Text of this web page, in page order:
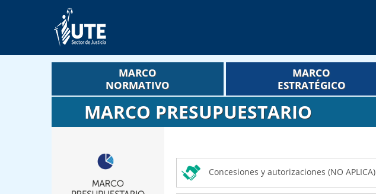
MARCO
NORMATIVO
MARCO
ESTRATÉGICO
MARCO PRESUPUESTARIO
Concesiones y autorizaciones (NO APLICA)